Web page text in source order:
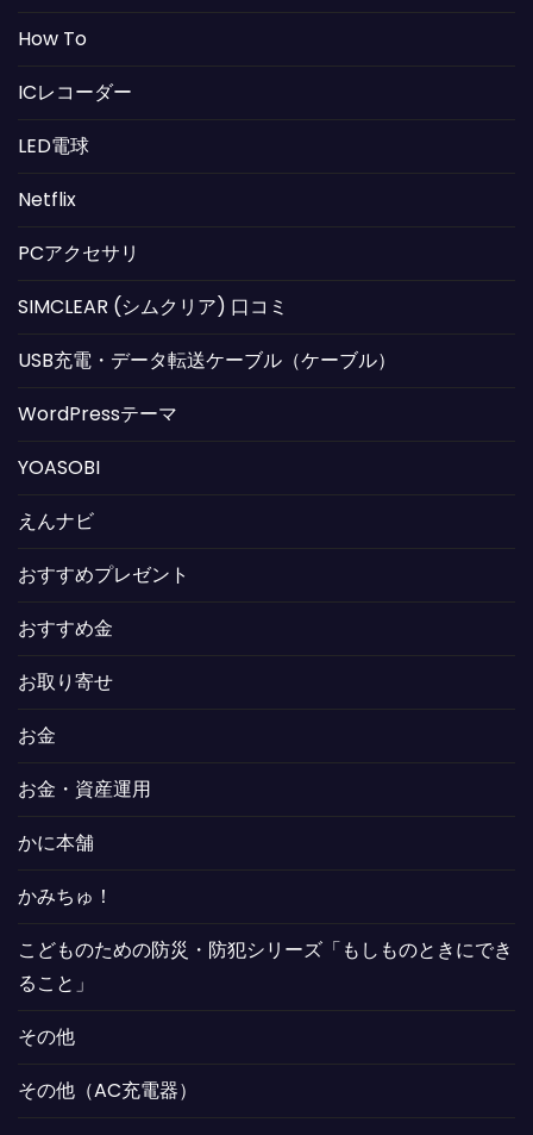
How To
ICレコーダー
LED電球
Netflix
PCアクセサリ
SIMCLEAR (シムクリア) 口コミ
USB充電・データ転送ケーブル（ケーブル）
WordPressテーマ
YOASOBI
えんナビ
おすすめプレゼント
おすすめ金
お取り寄せ
お金
お金・資産運用
かに本舗
かみちゅ！
こどものための防災・防犯シリーズ「もしものときにでき
ること」
その他
その他（AC充電器）